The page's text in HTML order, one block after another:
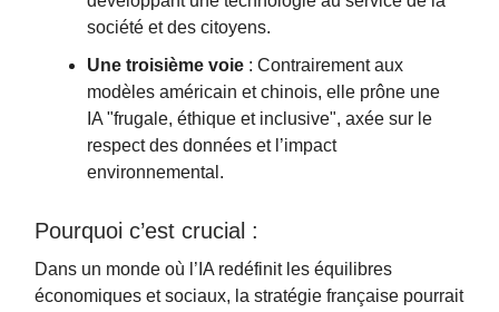
société et des citoyens.
Une troisième voie : Contrairement aux
modèles américain et chinois, elle prône une
IA "frugale, éthique et inclusive", axée sur le
respect des données et l’impact
environnemental.
Pourquoi c’est crucial :
Dans un monde où l’IA redéfinit les équilibres
économiques et sociaux, la stratégie française pourrait